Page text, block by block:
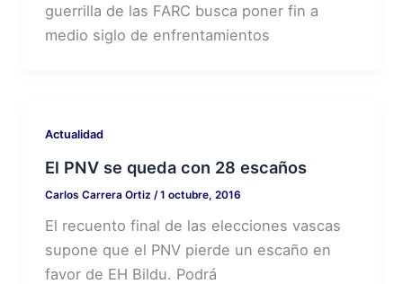
guerrilla de las FARC busca poner fin a
medio siglo de enfrentamientos
Actualidad
El PNV se queda con 28 escaños
Carlos Carrera Ortiz /1 octubre, 2016
El recuento final de las elecciones vascas
supone que el PNV pierde un escaño en
favor de EH Bildu. Podrá